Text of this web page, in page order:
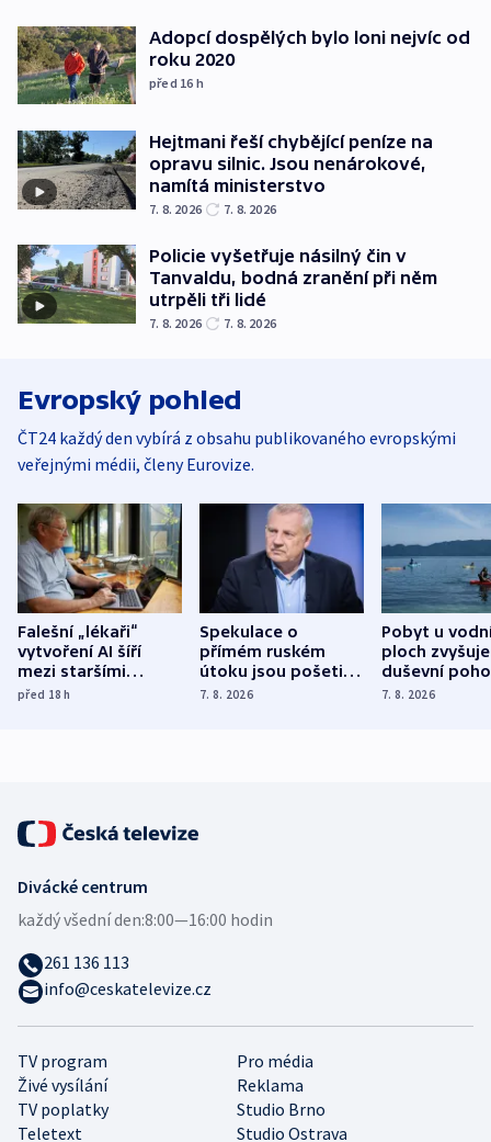
Adopcí dospělých bylo loni nejvíc od
roku 2020
před 16 h
Hejtmani řeší chybějící peníze na
opravu silnic. Jsou nenárokové,
namítá ministerstvo
7. 8. 2026 7. 8. 2026
Policie vyšetřuje násilný čin v
Tanvaldu, bodná zranění při něm
utrpěli tři lidé
7. 8. 2026 7. 8. 2026
Evropský pohled
ČT24 každý den vybírá z obsahu publikovaného evropskými
veřejnými médii, členy Eurovize.
Falešní „lékaři“
vytvoření AI šíří
mezi staršími
Poláky nebezpečné
před 18h
Spekulace o
přímém ruském
útoku jsou pošetilé,
míní estonský
7. 8. 2026
Pobyt u
ploch zvyšuje
duševní
ukázala
7. 8. 2026
TV program
Pro média
Živé vysílání
Reklama
TV poplatky
Studio Brno
Teletext
Studio Ostrava
Divácké centrum
každý všední den:8:00—16:00 hodin
261 136 113
info@ceskatelevize.cz